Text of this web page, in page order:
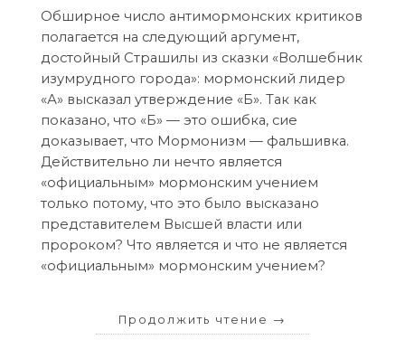
Обширное число антимормонских критиков
полагается на следующий аргумент,
достойный Страшилы из сказки «Волшебник
изумрудного города»: мормонский лидер
«А» высказал утверждение «Б». Так как
показано, что «Б» — это ошибка, сие
доказывает, что Мормонизм — фальшивка.
Действительно ли нечто является
«официальным» мормонским учением
только потому, что это было высказано
представителем Высшей власти или
пророком? Что является и что не является
«официальным» мормонским учением?
Продолжить чтение →